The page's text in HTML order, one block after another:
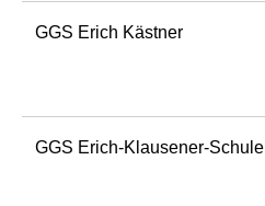
GGS Erich Kästner
GGS Erich-Klausener-Schule